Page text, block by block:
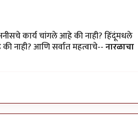
कार्य चांगले आहे की नाही? हिंदूंमधले
नाही? आणि सर्वात महत्वाचे--नारळाचा